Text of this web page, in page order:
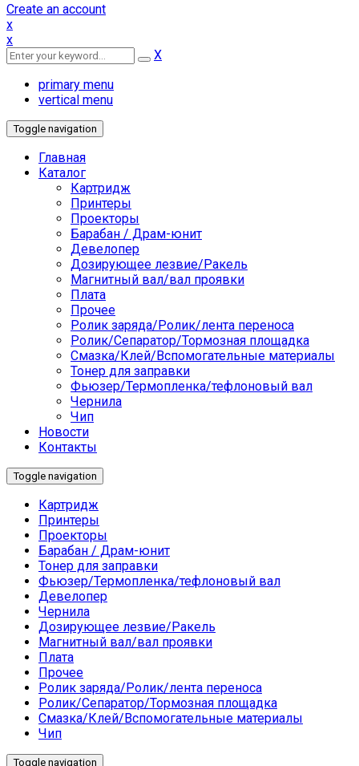
Create an account
x
x
X
primary menu
vertical menu
Toggle navigation
Главная
Каталог
Картридж
Принтеры
Проекторы
Барабан / Драм-юнит
Девелопер
Дозирующее лезвие/Ракель
Магнитный вал/вал проявки
Плата
Прочее
Ролик заряда/Ролик/лента переноса
Ролик/Сепаратор/Тормозная площадка
Смазка/Клей/Вспомогательные материалы
Тонер для заправки
Фьюзер/Термопленка/тефлоновый вал
Чернила
Чип
Новости
Контакты
Toggle navigation
Картридж
Принтеры
Проекторы
Барабан / Драм-юнит
Тонер для заправки
Фьюзер/Термопленка/тефлоновый вал
Девелопер
Чернила
Дозирующее лезвие/Ракель
Магнитный вал/вал проявки
Плата
Прочее
Ролик заряда/Ролик/лента переноса
Ролик/Сепаратор/Тормозная площадка
Смазка/Клей/Вспомогательные материалы
Чип
Toggle navigation